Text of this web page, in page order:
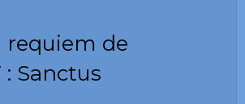
requiem de
: Sanctus